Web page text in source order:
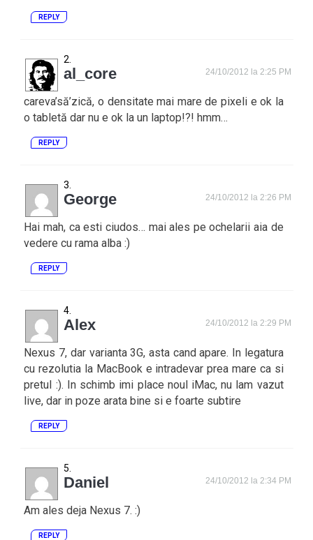
REPLY
al_core 24/10/2012 la 2:25 PM
careva’să’zică, o densitate mai mare de pixeli e ok la
o tabletă dar nu e ok la un laptop!?! hmm…
REPLY
George 24/10/2012 la 2:26 PM
Hai mah, ca esti ciudos… mai ales pe ochelarii aia de
vedere cu rama alba :)
REPLY
Alex 24/10/2012 la 2:29 PM
Nexus 7, dar varianta 3G, asta cand apare. In legatura
cu rezolutia la MacBook e intradevar prea mare ca si
pretul :). In schimb imi place noul iMac, nu lam vazut
live, dar in poze arata bine si e foarte subtire
REPLY
Daniel 24/10/2012 la 2:34 PM
Am ales deja Nexus 7. :)
REPLY